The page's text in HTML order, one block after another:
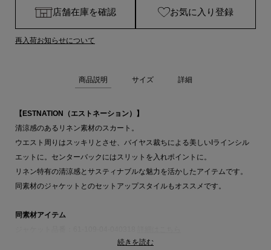
店舗在庫を確認 お気に入り登録
再入荷お知らせについて
商品説明 サイズ 詳細
【ESTNATION（エストネーション）】
清涼感のあるリネン素材のスカート。
ウエスト周りはスッキリとさせ、バイヤス裁ちによる美しいIラインシル
エットに。センターバックにはスリットを入れポイントに。
リネン特有の清涼感とサスティナブルな魅力を活かしたアイテムです。
同素材のジャケットとのセットアップスタイルもオススメです。
同素材アイテム
パンツ品番：61-109-07-040319詳細はこちら
続きを読む